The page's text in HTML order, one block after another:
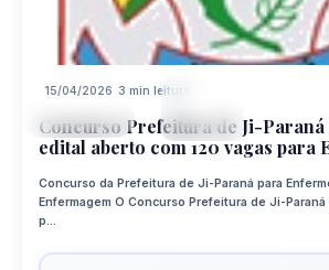
15/04/2026 3 min leitura
Concurso Prefeitura de Ji-Paraná
edital aberto com 120 vagas para
Concurso da Prefeitura de Ji-Paraná para
Enfermagem O Concurso Prefeitura de Ji-
p...